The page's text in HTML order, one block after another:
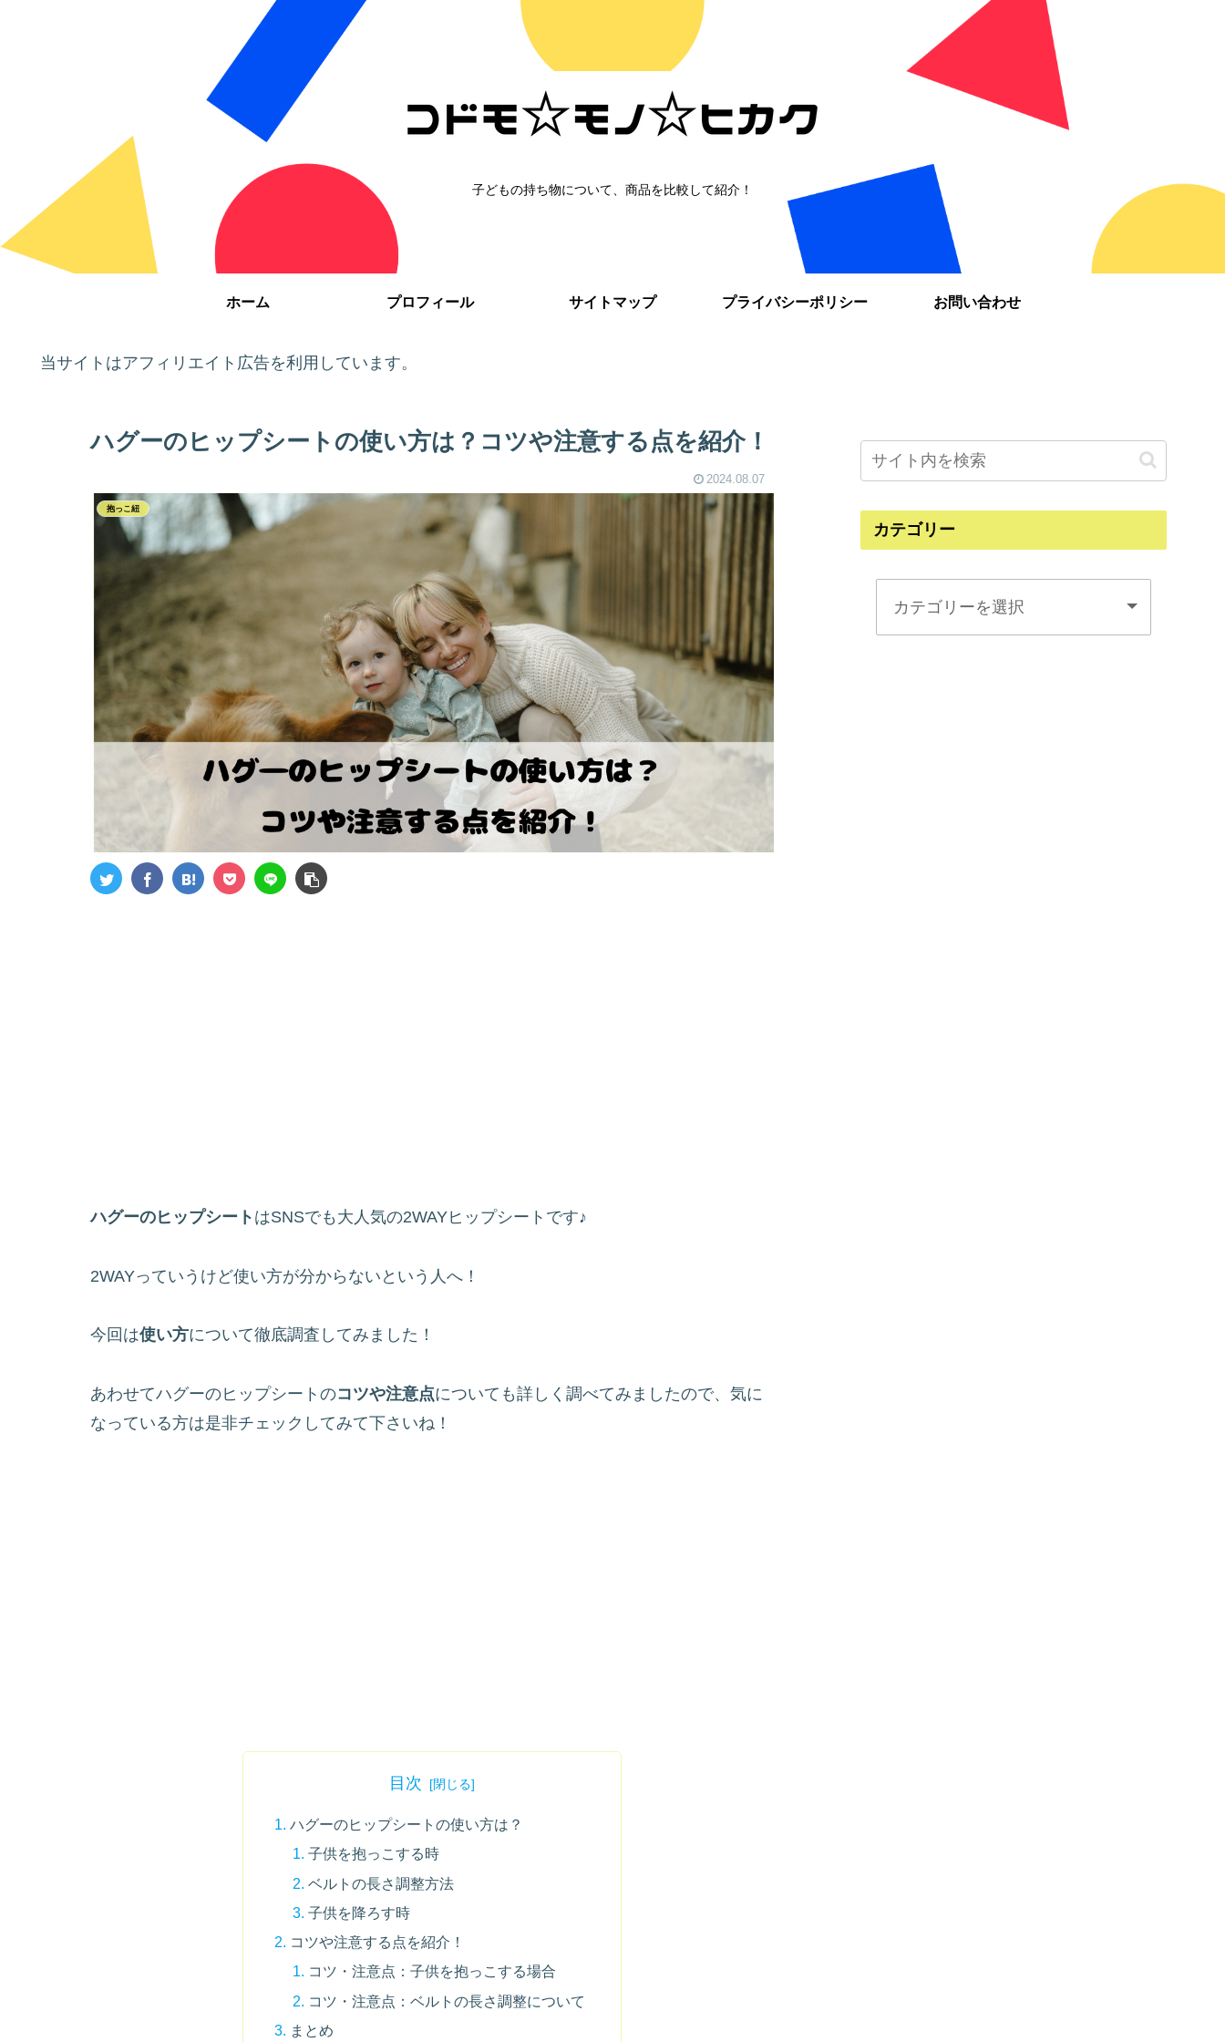
子どもの持ち物について、商品を比較して紹介！
ホーム プロフィール サイトマップ プライバシーポリシー お問い合わせ
当サイトはアフィリエイト広告を利用しています。
ハグーのヒップシートの使い方は？コツや注意する点を紹介！
2024.08.07
抱っこ紐
ハグーのヒップシート はSNSでも大人気の2WAYヒップシートです♪
2WAYっていうけど使い方が分からないという人へ！
今回は使い方について徹底調査してみました！
あわせてハグーのヒップシートのコツや注意点についても詳しく調べてみましたので、気に
なっている方は是非チェックしてみて下さいね！
目次
ハグーのヒップシートの使い方は？
子供を抱っこする時
ベルトの長さ調整方法
子供を降ろす時
コツや注意する点を紹介！
コツ・注意点：子供を抱っこする場合
コツ・注意点：ベルトの長さ調整について
まとめ
カテゴリー